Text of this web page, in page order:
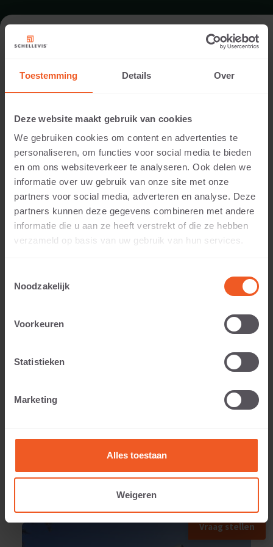
Toestemming Details Over
Deze website maakt gebruik van cookies
We gebruiken cookies om content en advertenties te
personaliseren, om functies voor social media te bieden
en om ons websiteverkeer te analyseren. Ook delen we
informatie over uw gebruik van onze site met onze
partners voor social media, adverteren en analyse. Deze
partners kunnen deze gegevens combineren met andere
informatie die u aan ze heeft verstrekt of die ze hebben
verzameld op basis van uw gebruik van hun services.
Noodzakelijk
Voorkeuren
Statistieken
Marketing
Alles toestaan
Weigeren
FORMAT - DICKFORMAT 21X7
SORTIMENT PFLASTERSTEINE
8 CM DICKE
Vraag stellen